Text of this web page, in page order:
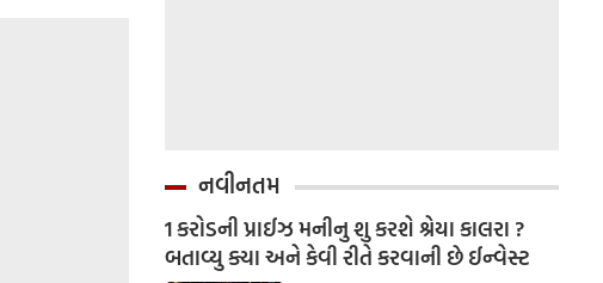
નવીનતમ
1 કરોડની પ્રાઈઝ મનીનુ શુ કરશે શ્રેયા કાલરા ?
બતાવ્યુ ક્યા અને કેવી રીતે કરવાની છે ઈન્વેસ્ટ